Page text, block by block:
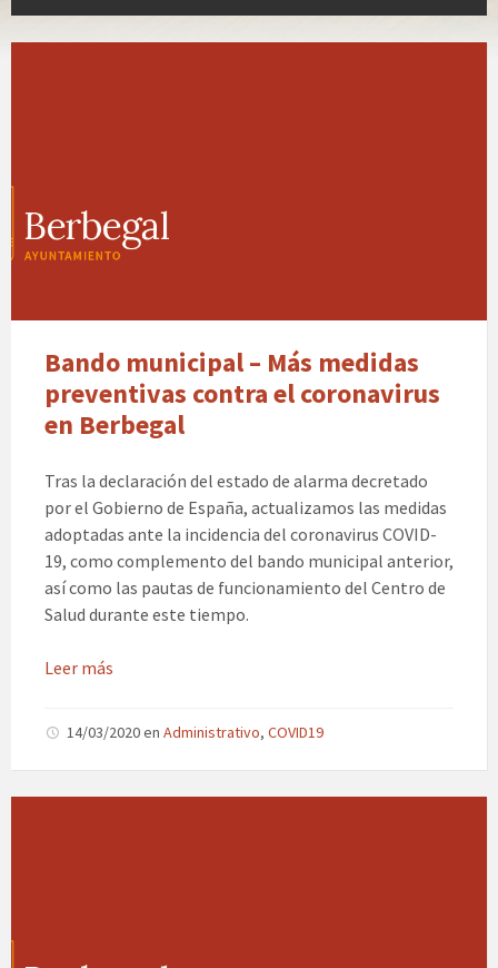
Bando municipal – Más medidas
preventivas contra el coronavirus
en Berbegal
Tras la declaración del estado de alarma decretado
por el Gobierno de España, actualizamos las medidas
adoptadas ante la incidencia del coronavirus COVID-
19, como complemento del bando municipal anterior,
así como las pautas de funcionamiento del Centro de
Salud durante este tiempo.
Leer más
14/03/2020en Administrativo, COVID19